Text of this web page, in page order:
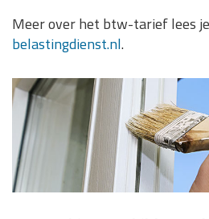
Meer over het btw-tarief lees
belastingdienst.nl.